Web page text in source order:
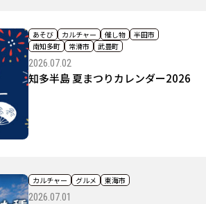
知多半島 夏まつりカレンダー2026
あそび カルチャー 催し物
半田市
南知多町
常滑市 武豊町
2026.07.02
カルチャー グルメ 東海市
2026.07.01